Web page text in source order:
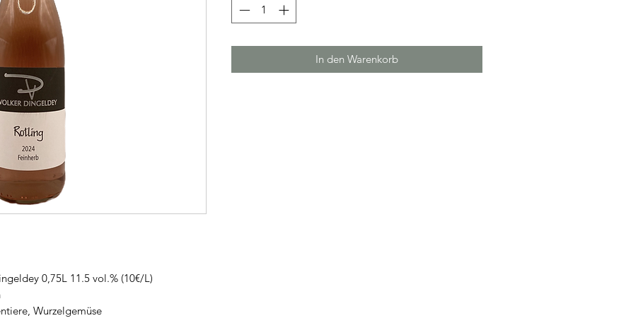
0,75L 11.5 vol.% (10€/L)
Wurzelgemüse
In den Warenkorb